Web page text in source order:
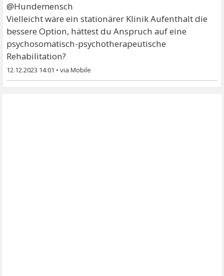
@Hundemensch
Vielleicht wäre ein stationärer Klinik Aufenthalt die
bessere Option, hättest du Anspruch auf eine
psychosomatisch-psychotherapeutische
Rehabilitation?
12.12.2023 14:01 •